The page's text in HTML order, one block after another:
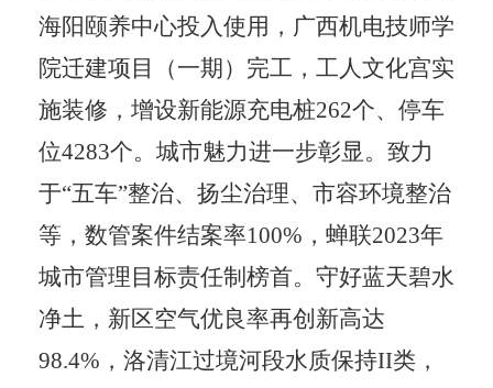
海阳颐养中心投入使用，广西机电技师学
院迁建项目（一期）完工，工人文化宫实
施装修，增设新能源充电桩262个、停车
位4283个。城市魅力进一步彰显。致力
于“五车”整治、扬尘治理、市容环境整治
等，数管案件结案率100% ，蝉联2023年
城市管理目标责任制榜首。守好蓝天碧水
净土，新区空气优良率再创新高达
98.4% ，洛清江过境河段水质保持II类，